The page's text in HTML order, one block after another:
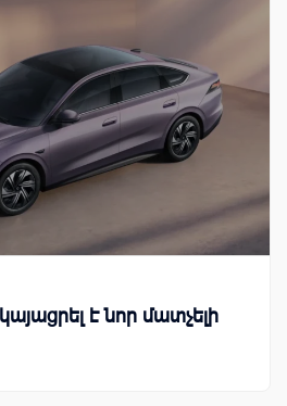
է նոր մատչելի